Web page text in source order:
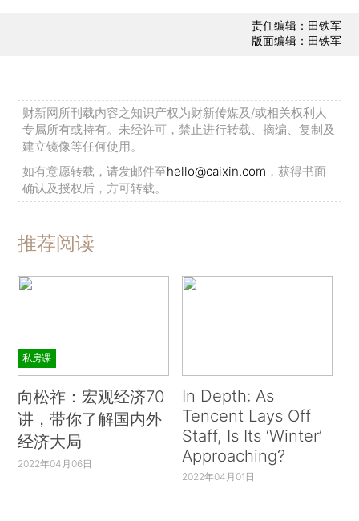
责任编辑：田铁军
版面编辑：田铁军
财新网所刊载内容之知识产权为财新传媒及/或相关权利人
专属所有或持有。未经许可，禁止进行转载、摘编、复制及
建立镜像等任何使用。
如有意愿转载，请发邮件至hello@caixin.com ，获得书面
确认及授权后，方可转载。
推荐阅读
私房课
向松祚：宏观经济70
讲，带你了解国内外
经济大局
2022年04月06日
In Depth: As
Tencent Lays Off
Staff, Is Its ‘Winter’
Approaching?
2022年04月01日